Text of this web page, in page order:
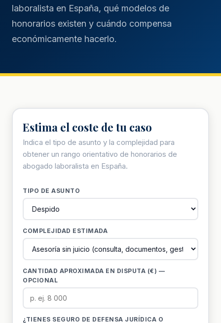
laboralista en España, qué modelos de
honorarios existen y cuándo compensa
económicamente hacerlo.
Estima el coste de tu caso
Indica el tipo de asunto y la complejidad para
obtener un rango orientativo de honorarios de
abogado laboralista en España.
TIPO DE ASUNTO
COMPLEJIDAD ESTIMADA
CANTIDAD APROXIMADA EN DISPUTA (€) —
OPCIONAL
¿TIENES SEGURO DE DEFENSA JURÍDICA O